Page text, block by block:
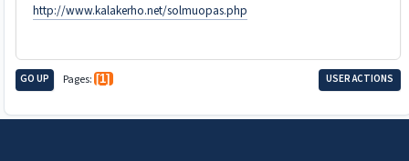
http://www.kalakerho.net/solmuopas.php
GO UP Pages 1 USER ACTIONS